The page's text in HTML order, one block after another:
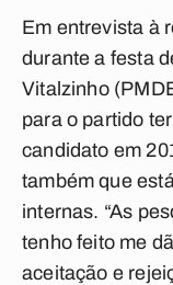
Em entrevista à
durante a festa
Vitalzinho
para o partido
candidato em
também que
internas. “As
tenho feito me
aceitação e